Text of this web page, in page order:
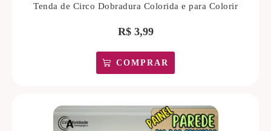
Tenda de Circo Dobradura Colorida e para Colorir
R$3,99
COMPRAR